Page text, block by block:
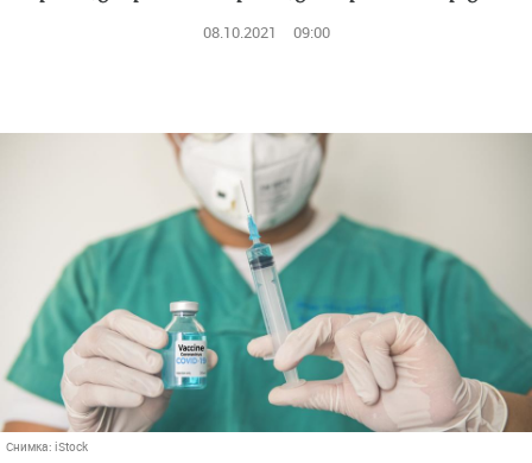
08.10.2021 09:00
Снимка: iStock